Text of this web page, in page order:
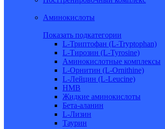
Аминокислоты
Показать подкатегории
L-Триптофан (L-Tryptophan)
L-Тирозин (L-Tyrosine)
Аминокислотные комплексы
L-Орнитин (L-Ornithine)
L-Лейцин (L-Leucine)
HMB
Жидкие аминокислоты
Бета-аланин
L-Лизин
Таурин